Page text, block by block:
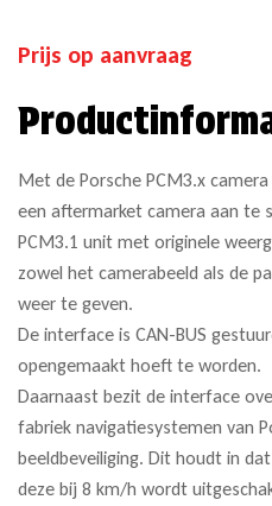
Prijs op aanvraag
Met de Porsche PCM3.x
een aftermarket camera aan te
PCM3.1 unit met originele
zowel het camerabeeld als de
weer te geven.
De interface is CAN-BUS
opengemaakt hoeft te worden.
Daarnaast bezit de interface
fabriek navigatiesystemen van
beeldbeveiliging. Dit houdt in
deze bij 8 km/h wordt